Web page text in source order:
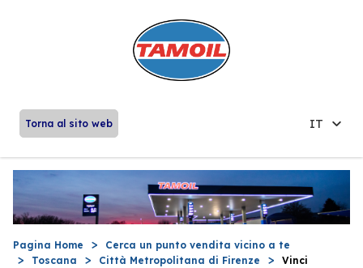
Torna al sito web IT
Pagina Home
Cerca un punto vendita vicino a te
Toscana
Città Metropolitana di Firenze Vinci